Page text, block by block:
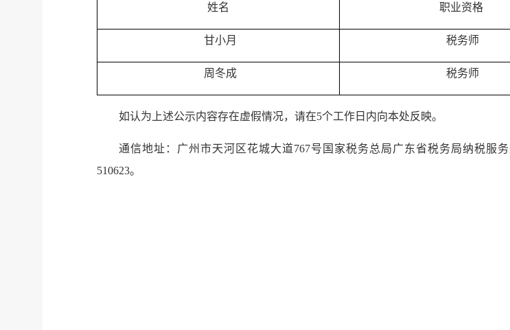
姓名 职业资格
甘小月 税务师
周冬成 税务师
如认为上述公示内容存在虚假情况，请在5个工作日内向本处反映。
通信地址：广州市天河区花城大道767号国家税务总局广东省税务局纳税服务
510623。